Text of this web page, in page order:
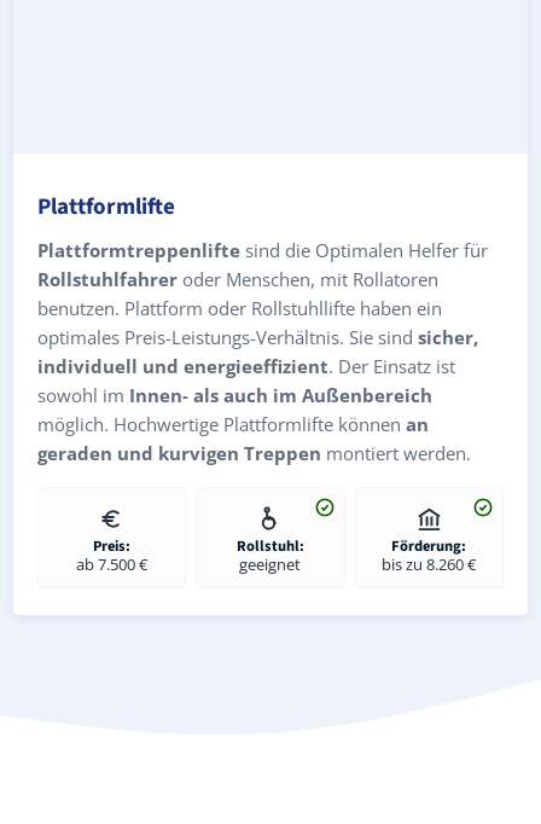
Plattformlifte
Plattformtreppenlifte sind die Optimalen Helfer für
Rollstuhlfahrer oder Menschen, mit Rollatoren
benutzen. Plattform oder Rollstuhllifte haben ein
optimales Preis-Leistungs-Verhältnis. Sie sind sicher,
individuell und energieeffizient. Der Einsatz ist
sowohl im Innen- als auch im Außenbereich
möglich. Hochwertige Plattformlifte können an
geraden und kurvigen Treppen montiert werden.
Preis:
ab 7.500 €
Rollstuhl:
geeignet
Förderung:
bis zu 8.260 €